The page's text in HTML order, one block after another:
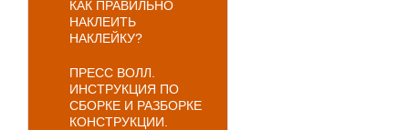
КАК ПРАВИЛЬНО
НАКЛЕИТЬ
НАКЛЕЙКУ?
ПРЕСС ВОЛЛ.
ИНСТРУКЦИЯ ПО
СБОРКЕ И РАЗБОРКЕ
КОНСТРУКЦИИ.